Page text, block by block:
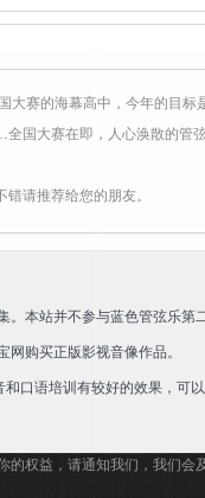
赛的海幕高中，今年的目
国大赛在即，人心涣散的管
请推荐给您的朋友。
。本站并不参与蓝色管弦乐第
购买正版影视音像作品。
口语培训有较好的效果，可
的权益，请通知我们，我们会